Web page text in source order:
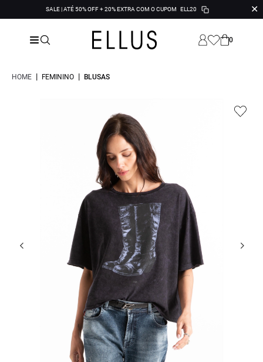
SALE | ATÉ 50% OFF + 20% EXTRA COM O CUPOM ELL20 ✕
0
HOME | FEMININO | BLUSAS